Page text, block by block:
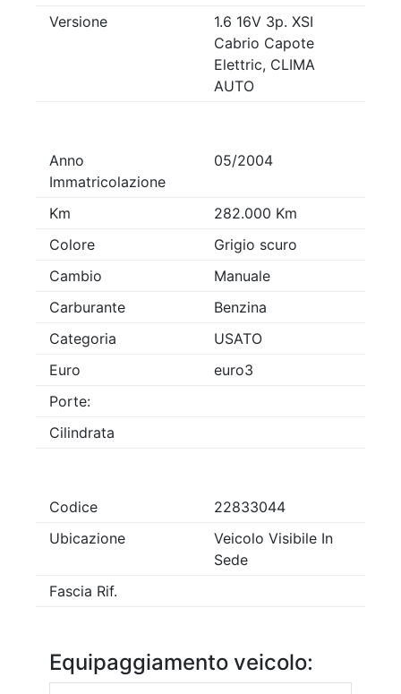
Versione
1.6 16V 3p. XSI
Cabrio Capote
Elettric, CLIMA
AUTO
Anno
Immatricolazione
05/2004
Km
282.000 Km
Colore
Grigio scuro
Cambio
Manuale
Carburante
Benzina
Categoria
USATO
Euro
euro3
Porte:
Cilindrata
Codice
22833044
Ubicazione
Veicolo Visibile In
Sede
Fascia Rif.
Equipaggiamento veicolo: